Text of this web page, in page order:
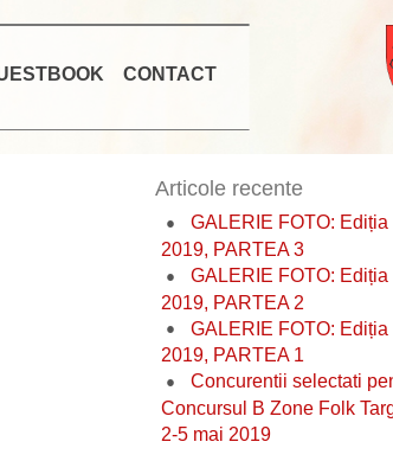
CONTACT
Articole recente
GALERIE FOTO: Ediția
2019, PARTEA 3
GALERIE FOTO: Ediția
2019, PARTEA 2
GALERIE FOTO: Ediția
2019, PARTEA 1
Concurentii selectati
Concursul B Zone Folk
2-5 mai 2019